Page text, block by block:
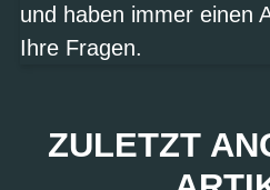
und haben immer einen
Ihre Fragen.
ZULETZT